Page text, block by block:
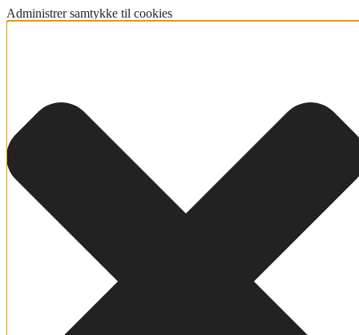
Administrer samtykke til cookies